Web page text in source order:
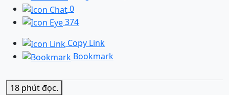
0
374
Copy Link
Bookmark
18 phútđọc.